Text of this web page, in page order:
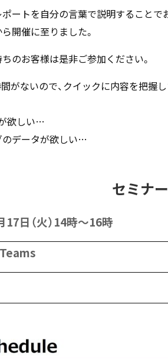
ートを自分の言葉で説明すること
開催に至りました。
のお客様は是非ご参加ください。
がないので、クイックに内容を把握
欲しい…
のデータが欲しい…
セミナ
17日（火）14時～16時